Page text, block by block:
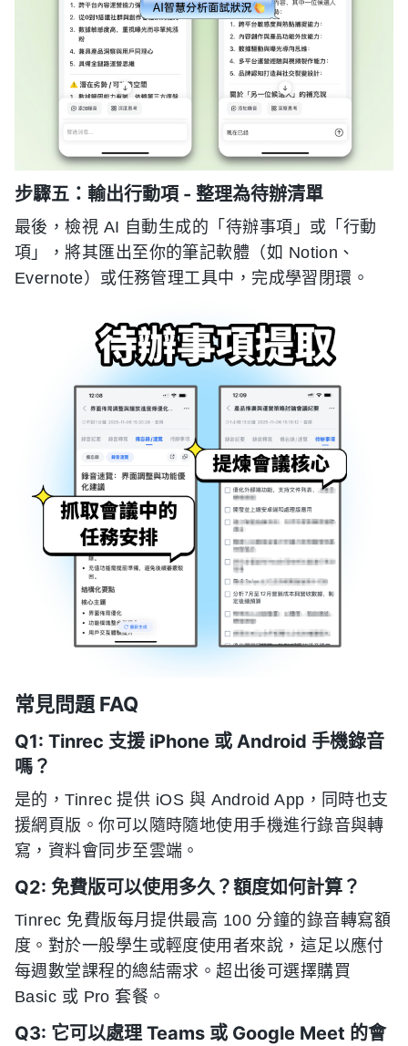
步驟五：輸出行動項 - 整理為待辦清單
最後，檢視 AI 自動生成的「待辦事項」或「行動
項」，將其匯出至你的筆記軟體（如 Notion、
Evernote）或任務管理工具中，完成學習閉環。
常見問題 FAQ
Q1: Tinrec 支援 iPhone 或 Android 手機錄音
嗎？
是的，Tinrec 提供 iOS 與 Android App，同時也支
援網頁版。你可以隨時隨地使用手機進行錄音與轉
寫，資料會同步至雲端。
Q2: 免費版可以使用多久？額度如何計算？
Tinrec 免費版每月提供最高 100 分鐘的錄音轉寫額
度。對於一般學生或輕度使用者來說，這足以應付
每週數堂課程的總結需求。超出後可選擇購買
Basic 或 Pro 套餐。
Q3: 它可以處理 Teams 或 Google Meet 的會